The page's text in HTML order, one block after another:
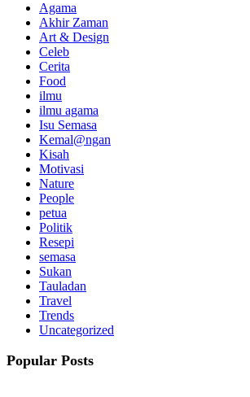
Agama
Akhir Zaman
Art & Design
Celeb
Cerita
Food
ilmu
ilmu agama
Isu Semasa
Kemal@ngan
Kisah
Motivasi
Nature
People
petua
Politik
Resepi
semasa
Sukan
Tauladan
Travel
Trends
Uncategorized
Popular Posts